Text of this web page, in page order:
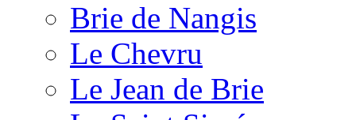
Brie de Nangis
Le Chevru
Le Jean de Brie